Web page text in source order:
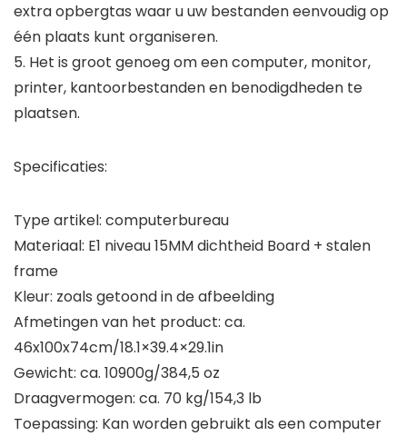
extra opbergtas waar u uw bestanden eenvoudig op
één plaats kunt organiseren.
5. Het is groot genoeg om een computer, monitor,
printer, kantoorbestanden en benodigdheden te
plaatsen.
Specificaties:
Type artikel: computerbureau
Materiaal: E1 niveau 15MM dichtheid Board + stalen
frame
Kleur: zoals getoond in de afbeelding
Afmetingen van het product: ca.
46x100x74cm/18.1×39.4×29.1in
Gewicht: ca. 10900g/384,5 oz
Draagvermogen: ca. 70 kg/154,3 lb
Toepassing: Kan worden gebruikt als een computer